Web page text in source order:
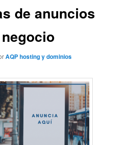
de anuncios
AQP hosting y dominios